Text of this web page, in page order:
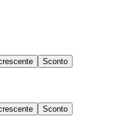
Sconto
Sconto